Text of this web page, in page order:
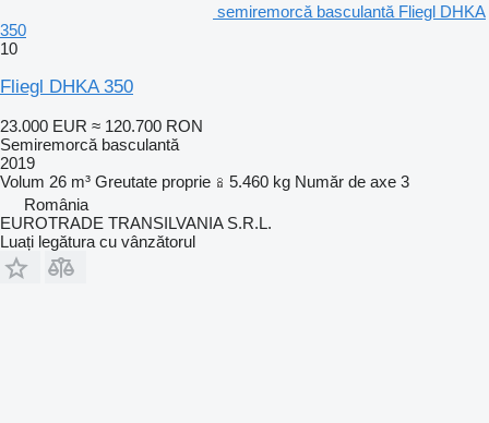
semiremorcă basculantă Fliegl DHKA
350
10
Fliegl DHKA 350
23.000 EUR ≈ 120.700 RON
Semiremorcă basculantă
2019
Volum 26 m³ Greutate proprie 5.460 kg Număr de axe 3
România
EUROTRADE TRANSILVANIA S.R.L.
Luați legătura cu vânzătorul